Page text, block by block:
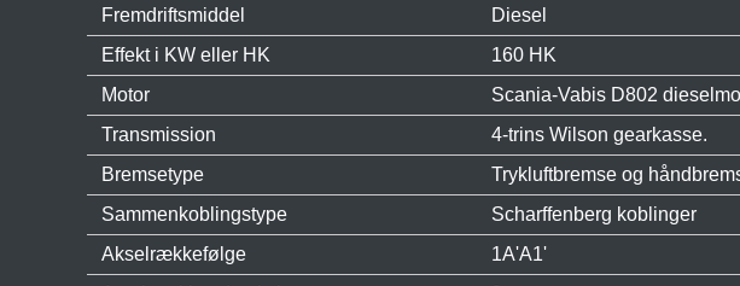
Fremdriftsmiddel
Diesel
Effekt i KW eller HK
160 HK
Motor
Scania-Vabis D802
Transmission
4-trins Wilson gearkasse.
Bremsetype
Trykluftbremse og
Sammenkoblingstype
Scharffenberg koblinger
Akselrækkefølge
1A'A1'